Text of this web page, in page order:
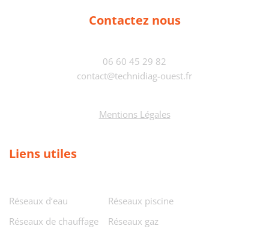
Contactez nous
06 60 45 29 82
contact@technidiag-ouest.fr
Mentions Légales
Liens utiles
Réseaux d‘eau
Réseaux de chauffage
Réseaux piscine
Réseaux gaz